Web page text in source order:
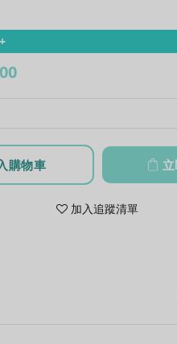
購物車
加入追蹤清單